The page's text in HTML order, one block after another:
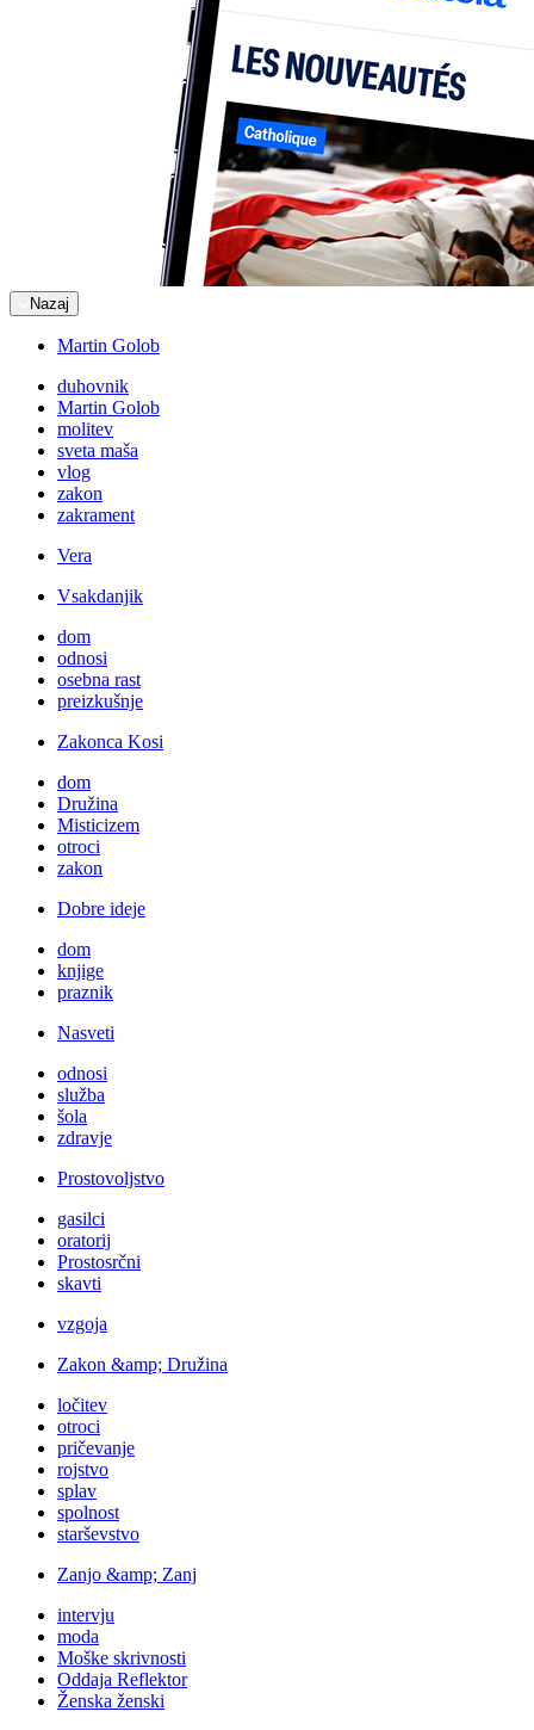
Nazaj
Martin Golob
duhovnik
Martin Golob
molitev
sveta maša
vlog
zakon
zakrament
Vera
Vsakdanjik
dom
odnosi
osebna rast
preizkušnje
Zakonca Kosi
dom
Družina
Misticizem
otroci
zakon
Dobre ideje
dom
knjige
praznik
Nasveti
odnosi
služba
šola
zdravje
Prostovoljstvo
gasilci
oratorij
Prostosrčni
skavti
vzgoja
Zakon &amp; Družina
ločitev
otroci
pričevanje
rojstvo
splav
spolnost
starševstvo
Zanjo &amp; Zanj
intervju
moda
Moške skrivnosti
Oddaja Reflektor
Ženska ženski